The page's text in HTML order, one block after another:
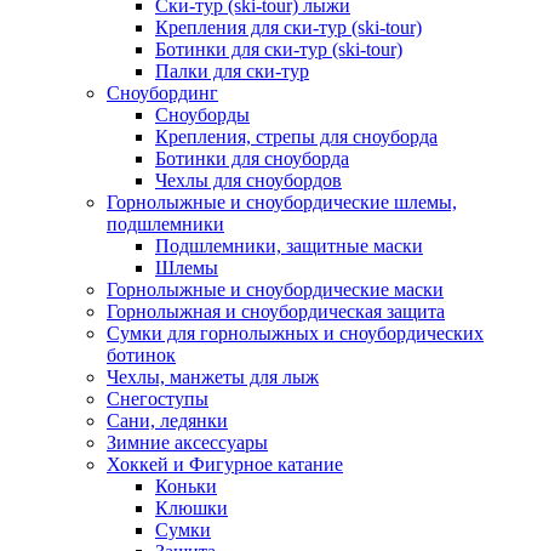
Ски-тур (ski-tour) лыжи
Крепления для ски-тур (ski-tour)
Ботинки для ски-тур (ski-tour)
Палки для ски-тур
Сноубординг
Сноуборды
Крепления, стрепы для сноуборда
Ботинки для сноуборда
Чехлы для сноубордов
Горнолыжные и сноубордические шлемы,
подшлемники
Подшлемники, защитные маски
Шлемы
Горнолыжные и сноубордические маски
Горнолыжная и сноубордическая защита
Сумки для горнолыжных и сноубордических
ботинок
Чехлы, манжеты для лыж
Снегоступы
Сани, ледянки
Зимние аксессуары
Хоккей и Фигурное катание
Коньки
Клюшки
Сумки